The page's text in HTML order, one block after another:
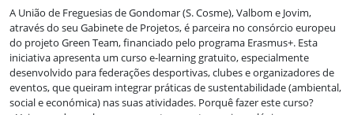
A União de Freguesias de Gondomar (S. Cosme), Valbom e Jovim,
através do seu Gabinete de Projetos, é parceira no consórcio europeu
do projeto Green Team, financiado pelo programa Erasmus+. Esta
iniciativa apresenta um curso e-learning gratuito, especialmente
desenvolvido para federações desportivas, clubes e organizadores de
eventos, que queiram integrar práticas de sustentabilidade (ambiental,
social e económica) nas suas atividades. Porquê fazer este curso?